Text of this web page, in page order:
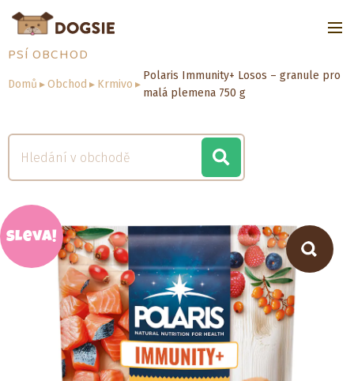
PSÍ OBCHOD
Domů ▸Obchod ▸ Krmivo ▸
Polaris Immunity+ Losos – granule pro
malá plemena 750 g
Sleva!